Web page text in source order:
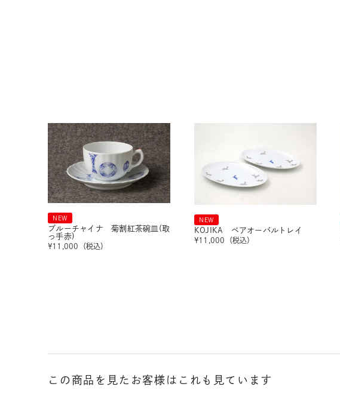
NEW
ブルーチャイナ 菊割紅茶碗皿(取
っ手赤)
¥11,000 （税込）
NEW
KOJIKA ペアオーバルトレイ
¥11,000 （税込）
この商品を見たお客様はこれも見ています